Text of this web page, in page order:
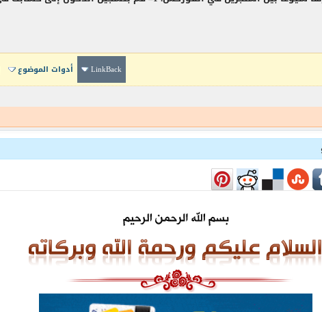
LinkBack أدوات الموضوع